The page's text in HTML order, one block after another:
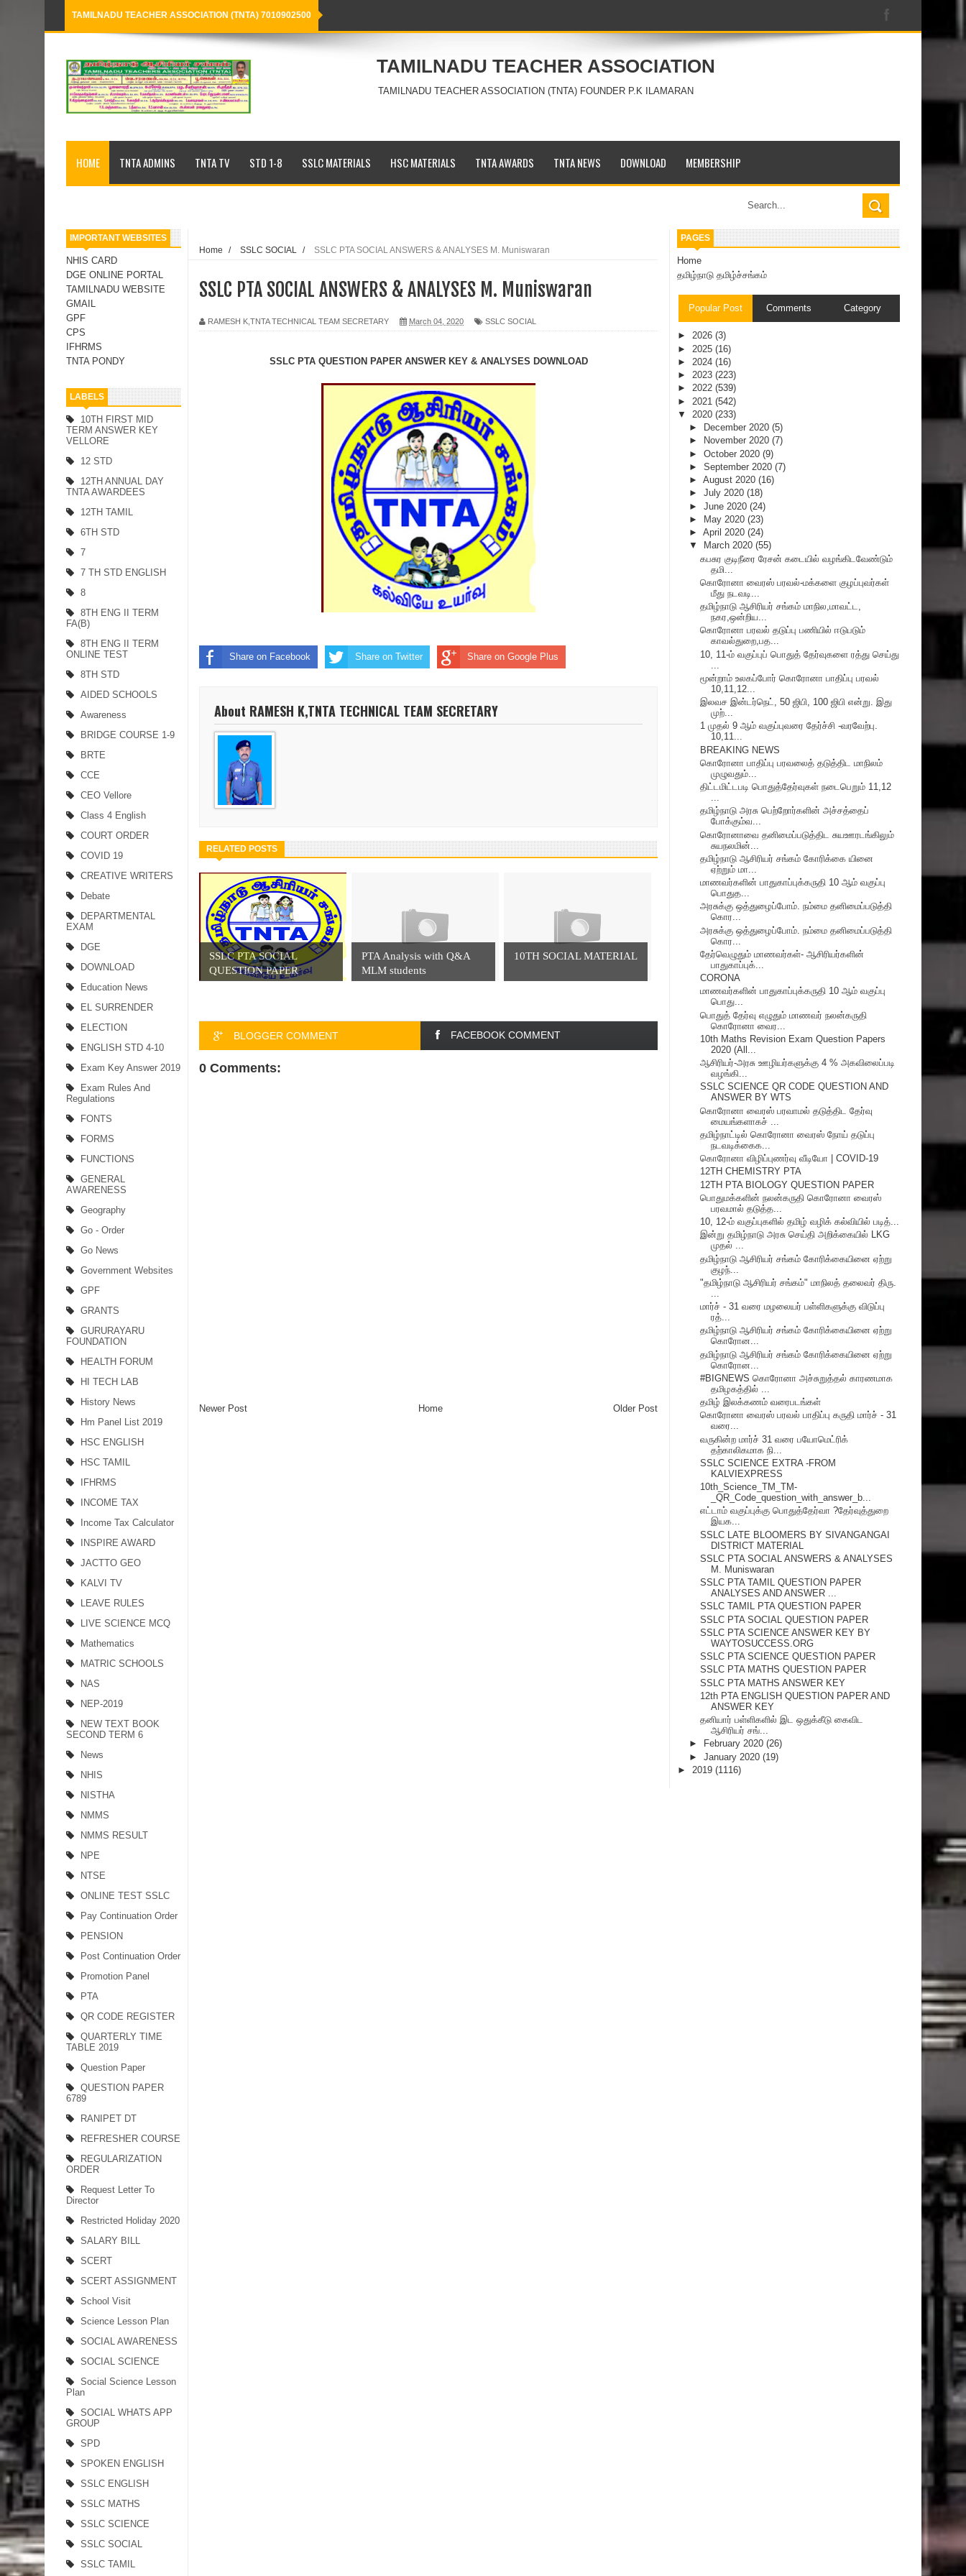
TAMILNADU TEACHER ASSOCIATION (TNTA) 7010902500
Loading...
TAMILNADU TEACHER ASSOCIATION
TAMILNADU TEACHER ASSOCIATION (TNTA) FOUNDER P.K ILAMARAN
HOME TNTA ADMINS TNTA TV STD 1-8 SSLC MATERIALS HSC MATERIALS TNTA AWARDS TNTA NEWS DOWNLOAD MEMBERSHIP
IMPORTANT WEBSITES
NHIS CARD
DGE ONLINE PORTAL
TAMILNADU WEBSITE
GMAIL
GPF
CPS
IFHRMS
TNTA PONDY
LABELS
10TH FIRST MID
TERM ANSWER KEY
VELLORE
12 STD
12TH ANNUAL DAY
TNTA AWARDEES
12TH TAMIL
6TH STD
7
7 TH STD ENGLISH
8
8TH ENG II TERM
FA(B)
8TH ENG II TERM
ONLINE TEST
8TH STD
AIDED SCHOOLS
Awareness
BRIDGE COURSE 1-9
BRTE
CCE
CEO Vellore
Class 4 English
COURT ORDER
COVID 19
CREATIVE WRITERS
Debate
DEPARTMENTAL
EXAM
DGE
DOWNLOAD
Education News
EL SURRENDER
ELECTION
ENGLISH STD 4-10
Exam Key Answer 2019
Exam Rules And
Regulations
FONTS
FORMS
FUNCTIONS
GENERAL
AWARENESS
Geography
Go - Order
Go News
Government Websites
GPF
GRANTS
GURURAYARU
FOUNDATION
HEALTH FORUM
HI TECH LAB
History News
Hm Panel List 2019
HSC ENGLISH
HSC TAMIL
IFHRMS
INCOME TAX
Income Tax Calculator
INSPIRE AWARD
JACTTO GEO
KALVI TV
LEAVE RULES
LIVE SCIENCE MCQ
Mathematics
MATRIC SCHOOLS
NAS
NEP-2019
NEW TEXT BOOK
SECOND TERM 6
News
NHIS
NISTHA
NMMS
NMMS RESULT
NPE
NTSE
ONLINE TEST SSLC
Pay Continuation Order
PENSION
Post Continuation Order
Promotion Panel
PTA
QR CODE REGISTER
QUARTERLY TIME
TABLE 2019
Question Paper
QUESTION PAPER
6789
RANIPET DT
REFRESHER COURSE
REGULARIZATION
ORDER
Request Letter To
Director
Restricted Holiday 2020
SALARY BILL
SCERT
SCERT ASSIGNMENT
School Visit
Science Lesson Plan
SOCIAL AWARENESS
SOCIAL SCIENCE
Social Science Lesson
Plan
SOCIAL WHATS APP
GROUP
SPD
SPOKEN ENGLISH
SSLC ENGLISH
SSLC MATHS
SSLC SCIENCE
SSLC SOCIAL
SSLC TAMIL
Home / SSLC SOCIAL / SSLC PTA SOCIAL ANSWERS & ANALYSES M. Muniswaran
SSLC PTA SOCIAL ANSWERS & ANALYSES M. Muniswaran
RAMESH K,TNTA TECHNICAL TEAM SECRETARY March 04, 2020 SSLC SOCIAL
SSLC PTA QUESTION PAPER ANSWER KEY & ANALYSES DOWNLOAD
Share on Facebook Share on Twitter Share on Google Plus
About RAMESH K,TNTA TECHNICAL TEAM SECRETARY
RELATED POSTS
SSLC PTA SOCIAL
QUESTION PAPER
PTA Analysis with Q&A
MLM students
10TH SOCIAL MATERIAL
BLOGGER COMMENT FACEBOOK COMMENT
0 Comments:
Newer Post Older Post
Home
PAGES
Home
தமிழ்நாடு தமிழ்ச்சங்கம்
Popular Post Comments Category
► 2026 (3)
► 2025 (16)
► 2024 (16)
► 2023 (223)
► 2022 (539)
► 2021 (542)
▼ 2020 (233)
►
December 2020 (5)
►
November 2020 (7)
► October 2020 (9)
► September 2020 (7)
► August 2020 (16)
► July 2020 (18)
► June 2020 (24)
►
May 2020 (23)
► April 2020 (24)
▼
March 2020 (55)
கபசுர குடிநீரை ரேசன் கடையில் வழங்கிடவேண்டும்
தமி...
கொரோனா வைரஸ் பரவல்-மக்களை குழப்புவர்கள்
மீது நடவடி...
தமிழ்நாடு ஆசிரியர் சங்கம் மாநில,மாவட்ட,
நகர,ஒன்றிய...
கொரோனா பரவல் தடுப்பு பணியில் ஈடுபடும்
காவல்துறை,பத...
10, 11-ம் வகுப்புப் பொதுத் தேர்வுகளை ரத்து செய்து
மூன்றாம் உலகப்போர் கொரோனா பாதிப்பு பரவல்
10,11,12...
இலவச இன்டர்நெட், 50 ஜிபி, 100 ஜிபி என்று. இது
முற்...
1 முதல் 9 ஆம் வகுப்புவரை தேர்ச்சி -வரவேற்பு.
10,11...
BREAKING NEWS
கொரோனா பாதிப்பு பரவலைத் தடுத்திட மாநிலம்
முழுவதும்...
திட்டமிட்டபடி பொதுத்தேர்வுகள் நடைபெறும் 11,12
...
தமிழ்நாடு அரசு பெற்றோர்களின் அச்சத்தைப்
போக்கும்வ...
கொரோனாவை தனிமைப்படுத்திட சுயஊரடங்கிலும்
சுயநலமின்...
தமிழ்நாடு ஆசிரியர் சங்கம் கோரிக்கை யினை
ஏற்றும் மா...
மாணவர்களின் பாதுகாப்புக்கருதி 10 ஆம் வகுப்பு
பொதுத...
அரசுக்கு ஒத்துழைப்போம். நம்மை தனிமைப்படுத்தி
கொர...
அரசுக்கு ஒத்துழைப்போம். நம்மை தனிமைப்படுத்தி
கொர...
தேர்வெழுதும் மாணவர்கள்- ஆசிரியர்களின்
பாதுகாப்புக்...
CORONA
மாணவர்களின் பாதுகாப்புக்கருதி 10 ஆம் வகுப்பு
பொது...
பொதுத் தேர்வு எழுதும் மாணவர் நலன்கருதி
கொரோனா வைர...
10th Maths Revision Exam Question Papers
2020 (All...
ஆசிரியர்-அரசு ஊழியர்களுக்கு 4 % அகவிலைப்படி
வழங்கி...
SSLC SCIENCE QR CODE QUESTION AND
ANSWER BY WTS
கொரோனா வைரஸ் பரவாமல் தடுத்திட தேர்வு
மையங்களாகச் ...
தமிழ்நாட்டில் கொரோனா வைரஸ் நோய் தடுப்பு
நடவடிக்கைக...
கொரோனா விழிப்புணர்வு வீடியோ | COVID-19
12TH CHEMISTRY PTA
12TH PTA BIOLOGY QUESTION PAPER
பொதுமக்களின் நலன்கருதி கொரோனா வைரஸ்
பரவமால் தடுத்த...
10, 12-ம் வகுப்புகளில் தமிழ் வழிக் கல்வியில் படித்...
இன்று தமிழ்நாடு அரசு செய்தி அறிக்கையில் LKG
முதல் ...
தமிழ்நாடு ஆசிரியர் சங்கம் கோரிக்கையினை ஏற்று
குழந்...
"தமிழ்நாடு ஆசிரியர் சங்கம்" மாநிலத் தலைவர் திரு.
மார்ச் - 31 வரை மழலையர் பள்ளிகளுக்கு விடுப்பு
ரத்...
தமிழ்நாடு ஆசிரியர் சங்கம் கோரிக்கையினை ஏற்று
கொரோன...
தமிழ்நாடு ஆசிரியர் சங்கம் கோரிக்கையினை ஏற்று
கொரோன...
#BIGNEWS கொரோனா அச்சுறுத்தல் காரணமாக
தமிழகத்தில் ...
தமிழ் இலக்கணம் வரைபடங்கள்
கொரோனா வைரஸ் பரவல் பாதிப்பு கருதி மார்ச் - 31
வரை...
வருகின்ற மார்ச் 31 வரை பயோமெட்ரிக்
தற்காலிகமாக நி...
SSLC SCIENCE EXTRA -FROM
KALVIEXPRESS
10th_Science_TM_TM-
_QR_Code_question_with_answer_b...
எட்டாம் வகுப்புக்கு பொதுத்தேர்வா ?தேர்வுத்துறை
இயக...
SSLC LATE BLOOMERS BY SIVANGANGAI
DISTRICT MATERIAL
SSLC PTA SOCIAL ANSWERS & ANALYSES
M. Muniswaran
SSLC PTA TAMIL QUESTION PAPER
ANALYSES AND ANSWER ...
SSLC TAMIL PTA QUESTION PAPER
SSLC PTA SOCIAL QUESTION PAPER
SSLC PTA SCIENCE ANSWER KEY BY
WAYTOSUCCESS.ORG
SSLC PTA SCIENCE QUESTION PAPER
SSLC PTA MATHS QUESTION PAPER
SSLC PTA MATHS ANSWER KEY
12th PTA ENGLISH QUESTION PAPER AND
ANSWER KEY
தனியார் பள்ளிகளில் இட ஒதுக்கீடு கைவிட
ஆசிரியர் சங்...
►
February 2020 (26)
► January 2020 (19)
► 2019 (1116)